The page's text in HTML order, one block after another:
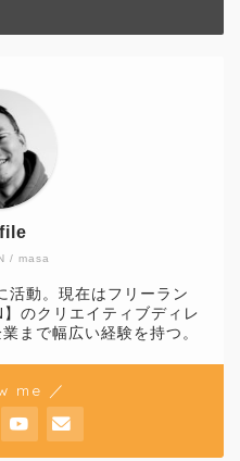
/ masa
活動。現在はフリーラン
のクリエイティブディレ
まで幅広い経験を持つ。
me ／